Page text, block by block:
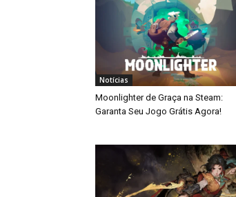
Notícias
Moonlighter de Graça na Steam:
Garanta Seu Jogo Grátis Agora!